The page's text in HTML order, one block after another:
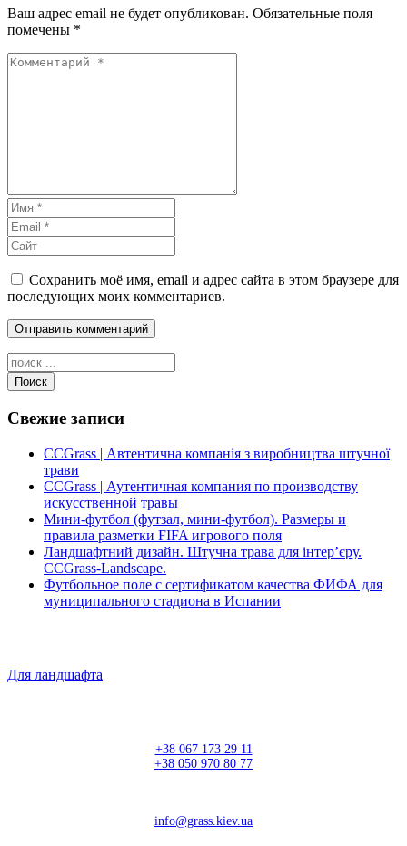
Ваш адрес email не будет опубликован. Обязательные поля
помечены *
Сохранить моё имя, email и адрес сайта в этом браузере для
последующих моих комментариев.
Поиск
Свежие записи
CCGrass | Автентична компанія з виробництва штучної
трави
CCGrass | Аутентичная компания по производству
искусственной травы
Мини-футбол (футзал, мини-футбол). Размеры и
правила разметки FIFA игрового поля
Ландшафтний дизайн. Штучна трава для інтер’єру.
CCGrass-Landscape.
Футбольное поле с сертификатом качества ФИФА для
муниципального стадиона в Испании
Для ландшафта
+38 067 173 29 11
+38 050 970 80 77
info@grass.kiev.ua